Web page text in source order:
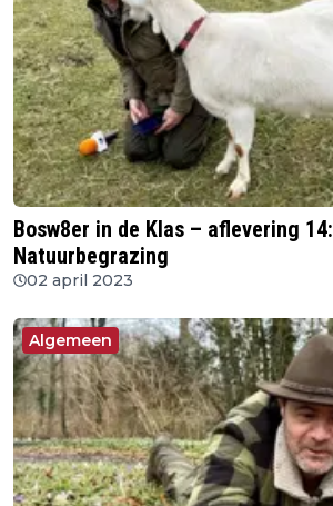
Bosw8er in de Klas – aflevering 14:
Natuurbegrazing
02 april 2023
Algemeen